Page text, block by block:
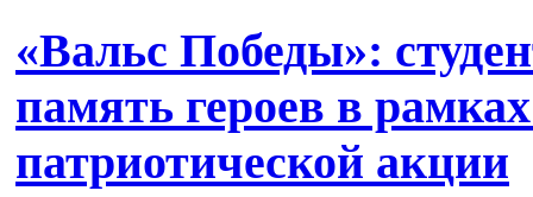
«Вальс Победы»:
память героев в
патриотической акции